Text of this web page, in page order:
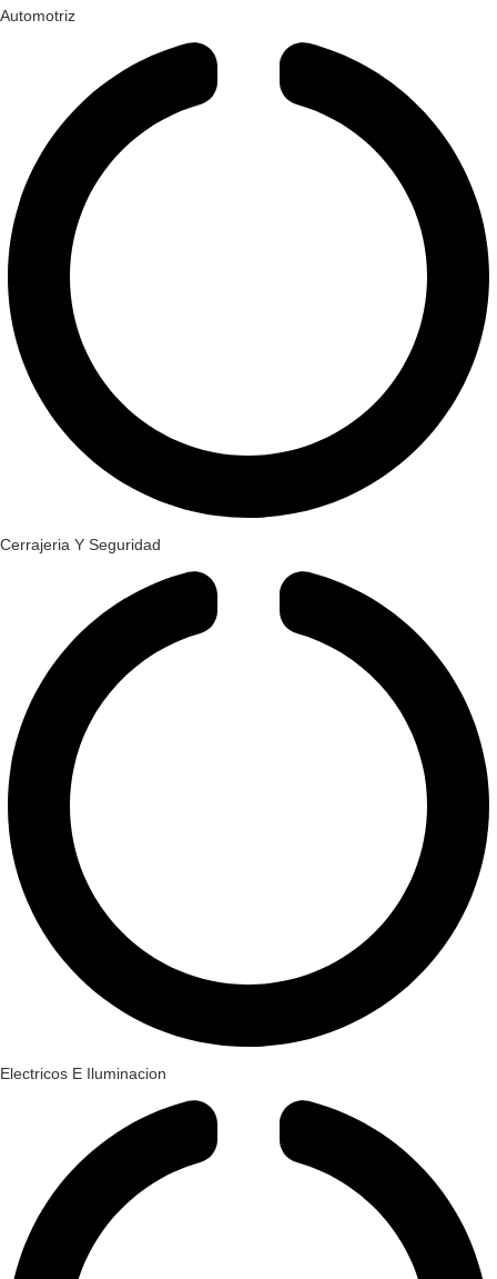
Automotriz
Cerrajeria Y Seguridad
Electricos E Iluminacion